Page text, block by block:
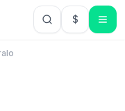
$USD US